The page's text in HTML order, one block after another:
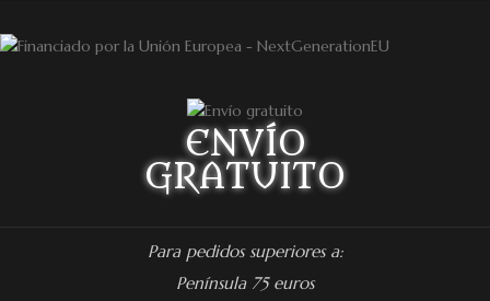
ENVÍO
GRATUITO
Para pedidos superiores a:
Península 75 euros